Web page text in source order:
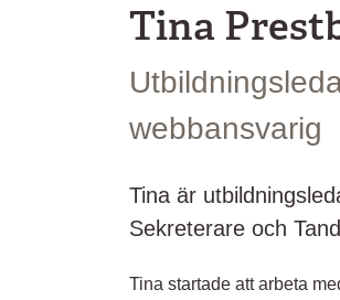
Tina
webbansvarig
Tina är
Sekreterare och
Tina startade att arbeta